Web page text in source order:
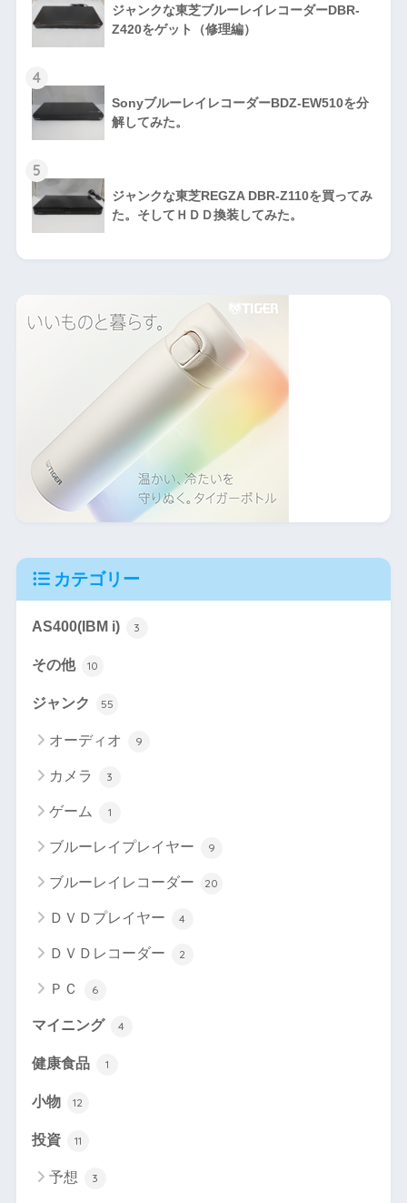
ジャンクな東芝ブルーレイレコーダーDBR-
Z420をゲット（修理編）
4
SonyブルーレイレコーダーBDZ-EW510を分
解してみた。
5
ジャンクな東芝REGZA DBR-Z110を買ってみ
た。そしてＨＤＤ換装してみた。
カテゴリー
AS400(IBM i) 3
その他 10
ジャンク 55
オーディオ 9
カメラ 3
ゲーム 1
ブルーレイプレイヤー 9
ブルーレイレコーダー 20
ＤＶＤプレイヤー 4
ＤＶＤレコーダー 2
ＰＣ 6
マイニング 4
健康食品 1
小物 12
投資 11
予想 3